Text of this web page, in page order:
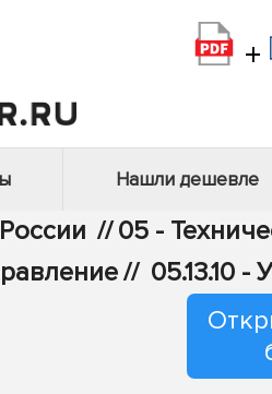
+
Нашли дешевле
// 05 -
// 05.13.10